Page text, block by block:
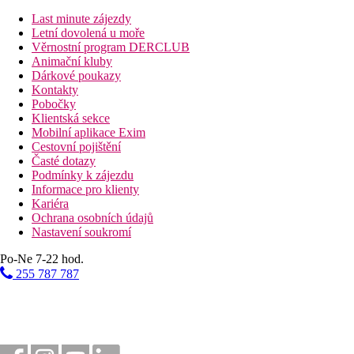
Vzdálenost od nejbližšího letiště
50 m
Nákupy
Bazény
Lehátka u bazénu
Fotogalerie
Last minute zájezdy
Letní dovolená u moře
Věrnostní program DERCLUB
Animační kluby
Dárkové poukazy
Kontakty
Pobočky
Klientská sekce
Mobilní aplikace Exim
Cestovní pojištění
Časté dotazy
Podmínky k zájezdu
Informace pro klienty
Kariéra
Ochrana osobních údajů
Nastavení soukromí
Po-Ne 7-22 hod.
255 787 787